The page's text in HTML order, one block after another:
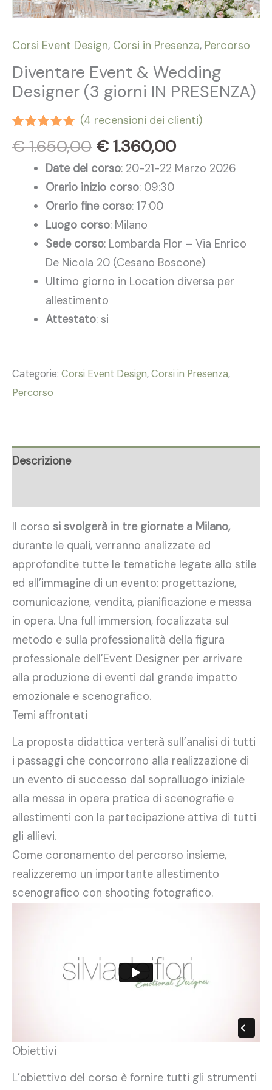
Corsi Event Design, Corsi in Presenza, Percorso
Diventare Event & Wedding
Designer (3 giorni IN PRESENZA)
5.00su 5
recensioni
(4 recensioni dei clienti)
€1.650,00 € 1.360,00
Date del corso: 20-21-22 Marzo 2026
Orario inizio corso: 09:30
Orario fine corso: 17:00
Luogo corso: Milano
Sede corso: Lombarda Flor – Via Enrico
De Nicola 20 (Cesano Boscone)
Ultimo giorno in Location diversa per
allestimento
Attestato: si
Categorie: Corsi Event Design,Corsi in Presenza,
Percorso
Descrizione
Il corso si svolgerà in tre giornate a Milano,
durante le quali, verranno analizzate ed
approfondite tutte le tematiche legate allo stile
ed all’immagine di un evento: progettazione,
comunicazione, vendita, pianificazione e messa
in opera. Una full immersion, focalizzata sul
metodo e sulla professionalità della figura
professionale dell’Event Designer per arrivare
alla produzione di eventi dal grande impatto
emozionale e scenografico.
Temi affrontati
La proposta didattica verterà sull’analisi di tutti
i passaggi che concorrono alla realizzazione di
un evento di successo dal sopralluogo iniziale
alla messa in opera pratica di scenografie e
allestimenti con la partecipazione attiva di tutti
gli allievi.
Come coronamento del percorso insieme,
realizzeremo un importante allestimento
scenografico con shooting fotografico.
Obiettivi
L’obiettivo del corso è fornire tutti gli strumenti